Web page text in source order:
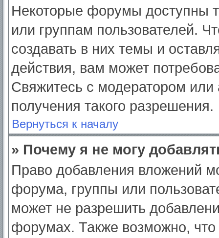
Некоторые форумы доступны
или группам пользователей.
создавать в них темы и
действия, вам может
Свяжитесь с модератором
получения такого разрешения.
Вернуться к началу
» Почему я не могу
Право добавления вложений
форума, группы или
может не разрешить
форумах. Также возможно,